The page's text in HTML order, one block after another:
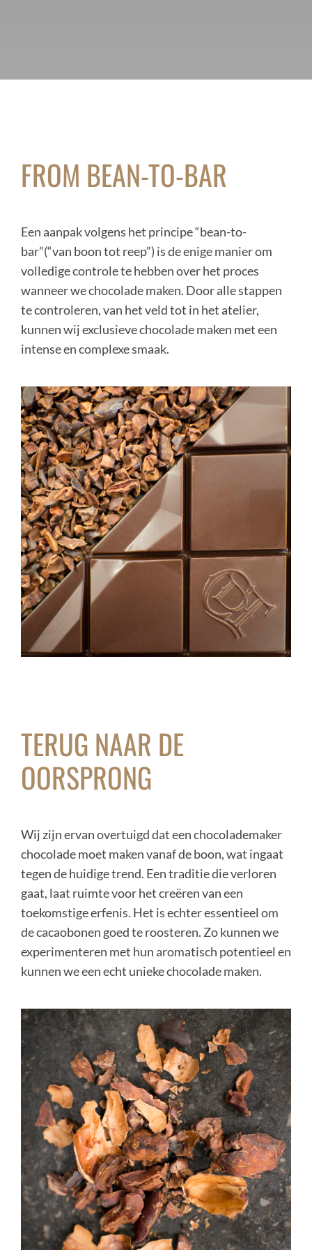
FROM BEAN-TO-BAR
Een aanpak volgens het principe “bean-to-
bar”(“van boon tot reep”) is de enige manier om
volledige controle te hebben over het proces
wanneer we chocolade maken. Door alle stappen
te controleren, van het veld tot in het atelier,
kunnen wij exclusieve chocolade maken met een
intense en complexe smaak.
TERUG NAAR DE
OORSPRONG
Wij zijn ervan overtuigd dat een chocolademaker
chocolade moet maken vanaf de boon, wat ingaat
tegen de huidige trend. Een traditie die verloren
gaat, laat ruimte voor het creëren van een
toekomstige erfenis. Het is echter essentieel om
de cacaobonen goed te roosteren. Zo kunnen we
experimenteren met hun aromatisch potentieel en
kunnen we een echt unieke chocolade maken.